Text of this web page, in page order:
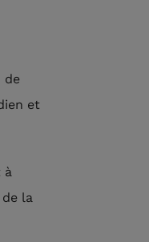
de
et
à
la